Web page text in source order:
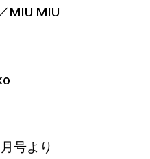
MIU MIU
号より